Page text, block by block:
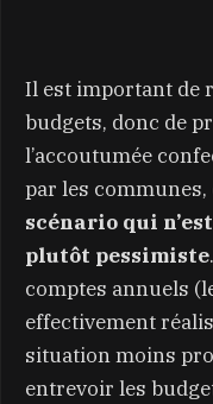
Il est important de
budgets, donc de
l’accoutumée
par les communes,
scénario qui
plutôt pessimiste
comptes annuels
effectivement
situation moins
entrevoir les